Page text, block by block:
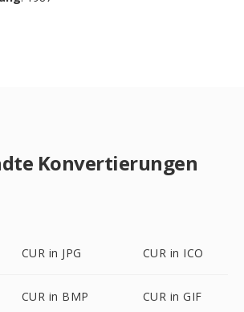
Konvertierungen
CUR in JPG CUR in ICO
CUR in BMP CUR in GIF